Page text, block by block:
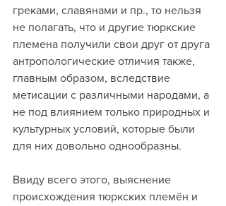
греками, славянами и пр., то нельзя
не полагать, что и другие тюркские
племена получили свои друг от друга
антропологические отличия также,
главным образом, вследствие
метисации с различными народами, а
не под влиянием только природных и
культурных условий, которые были
для них довольно однообразны.
Ввиду всего этого, выяснение
происхождения тюркских племён и